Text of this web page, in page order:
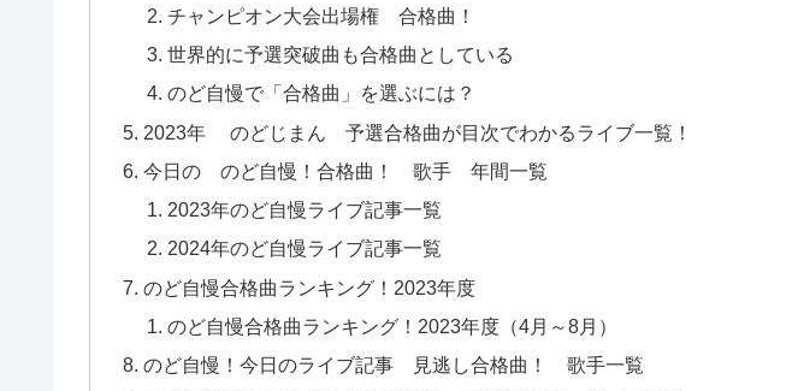
チャンピオン大会出場権 合格曲！
世界的に予選突破曲も合格曲としている
のど自慢で「合格曲」を選ぶには？
2023年 のどじまん 予選合格曲が目次でわかるライブ一覧！
今日の のど自慢！合格曲！ 歌手 年間一覧
2023年のど自慢ライブ記事一覧
2024年のど自慢ライブ記事一覧
のど自慢合格曲ランキング！2023年度
のど自慢合格曲ランキング！2023年度（4月～8月）
のど自慢！今日のライブ記事 見逃し合格曲！ 歌手一覧